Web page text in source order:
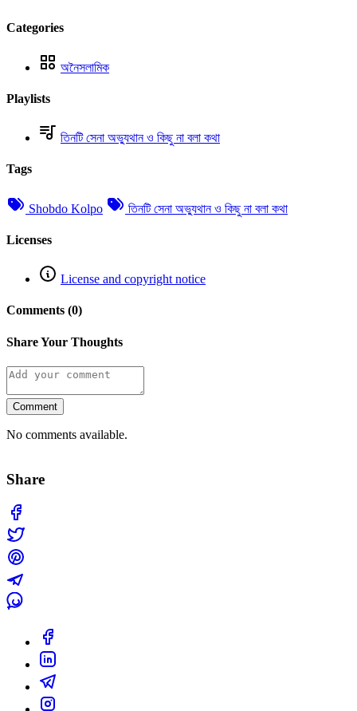
Categories
অনৈসলামিক
Playlists
তিনটি সেনা অভ্যুথান ও কিছু না বলা কথা
Tags
Shobdo Kolpo তিনটি সেনা অভ্যুথান ও কিছু না বলা কথা
Licenses
License and copyright notice
Comments (0)
Share Your Thoughts
Comment
No comments available.
Share